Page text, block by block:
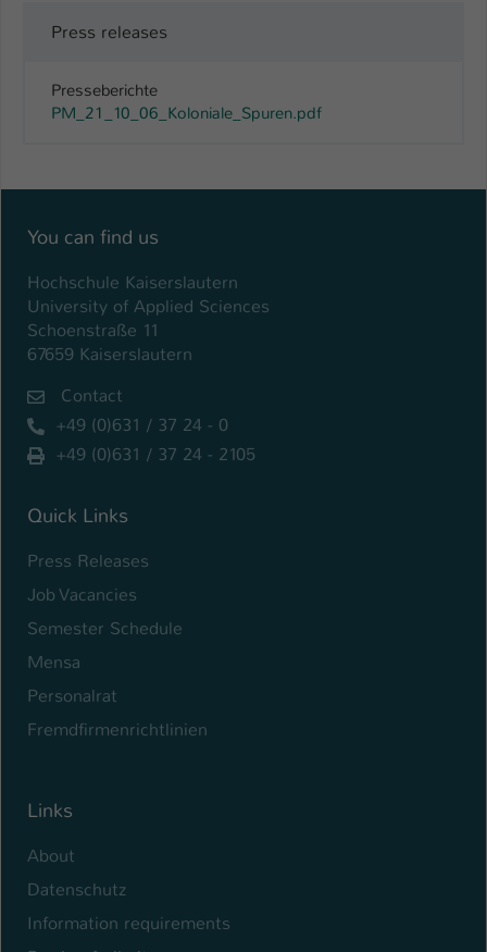
Press releases
Presseberichte
PM_21_10_06_Koloniale_Spuren.pdf
You can find us
Hochschule Kaiserslautern
University of Applied Sciences
Schoenstraße 11
67659 Kaiserslautern
Contact
+49 (0)631 / 37 24 - 0
+49 (0)631 / 37 24 - 2105
Quick Links
Press Releases
Job Vacancies
Semester Schedule
Mensa
Personalrat
Fremdfirmenrichtlinien
Links
About
Datenschutz
Information requirements